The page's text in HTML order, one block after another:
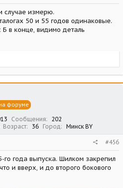
случае измерю.
50 и 55 годов одинаковые.
в конце, видимо деталь
форуме
Сообщения
202
Возраст 36 Город Минск BY
#456
года выпуска. Шилком закрепил
и вверх, и до второго бокового